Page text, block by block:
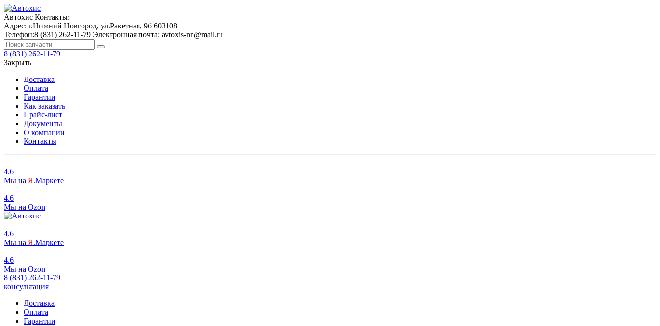
Автохис Контакты:
Адрес: г.Нижний Новгород, ул.Ракетная, 9б 603108
Телефон:8 (831) 262-11-79 Электронная почта: avtoxis-nn@mail.ru
8 (831) 262-11-79
Закрыть
Доставка
Оплата
Гарантии
Как заказать
Прайс-лист
Документы
О компании
Контакты
4.6
Мы на Я.Маркете
4.6
Мы на Ozon
4.6
Мы на Я.Маркете
4.6
Мы на Ozon
8 (831) 262-11-79
консультация
Доставка
Оплата
Гарантии